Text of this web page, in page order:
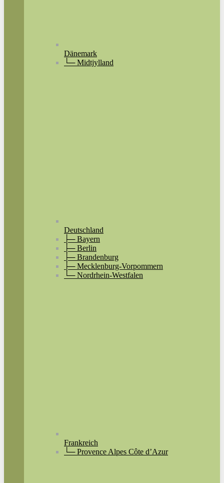
Dänemark
└─ Midtjylland
Deutschland
├─ Bayern
├─ Berlin
├─ Brandenburg
├─ Mecklenburg-Vorpommern
└─ Nordrhein-Westfalen
Frankreich
└─ Provence Alpes Côte d’Azur